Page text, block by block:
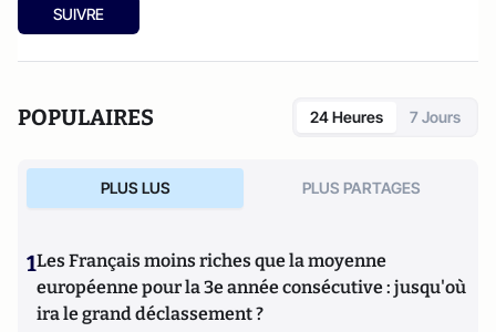
SUIVRE
POPULAIRES 24 Heures 7 Jours
PLUS LUS PLUS PARTAGES
1Les Français moins riches que la moyenne
européenne pour la 3e année consécutive : jusqu'où
ira le grand déclassement ?